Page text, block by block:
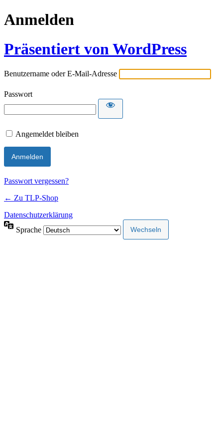
Anmelden
Präsentiert von WordPress
Benutzername oder E-Mail-Adresse
Passwort
Angemeldet bleiben
Passwort vergessen?
← Zu TLP-Shop
Datenschutzerklärung
Sprache